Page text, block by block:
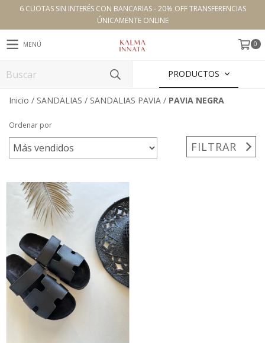
6 CUOTAS SIN INTERÉS CON BANCARIAS - 20% OFF TRANSFERENCIAS
ÚNICAMENTE ONLINE
MENÚ 0
PRODUCTOS
Inicio / SANDALIAS / SANDALIAS PAVIA / PAVIA NEGRA
Ordenar por
FILTRAR